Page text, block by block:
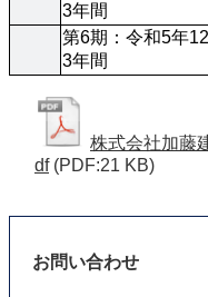
3年間
第6期：令和5年
3年間
株式会社加藤
df (PDF:21 KB)
お問い合わせ